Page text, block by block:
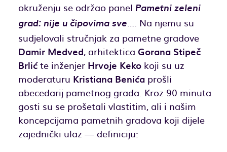
okruženju se održao panel Pametni zeleni
grad: nije u čipovima sve…. Na njemu su
sudjelovali stručnjak za pametne gradove
Damir Medved, arhitektica Gorana Stipeč
Brlićte inženjer Hrvoje Kekokoji su uz
moderaturu Kristiana Benića prošli
abecedarij pametnog grada. Kroz 90 minuta
gosti su se prošetali vlastitim, ali i našim
koncepcijama pametnih gradova koji dijele
zajednički ulaz — definiciju: